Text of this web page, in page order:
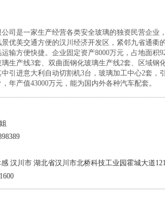
司是一家生产经营各类安全玻璃的独资民营企业
优美交通方便的汉川经济开发区，紧邻九省通衢
输方便快捷。企业固定资产8000万元，占地面积
生产线3套、双曲面钢化玻璃生产线2套、区域钢
引进意大利自动切割机3台，玻璃加工中心2套
年产值43000万元，能为国内外各种汽车配套。
汉川市 湖北省汉川市北桥科技工业园霍城大道